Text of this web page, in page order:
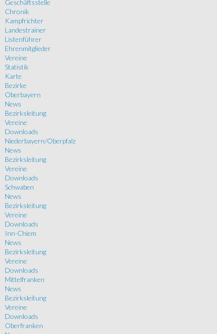
Geschäftsstelle
Chronik
Kampfrichter
Landestrainer
Listenführer
Ehrenmitglieder
Vereine
Statistik
Karte
Bezirke
Oberbayern
News
Bezirksleitung
Vereine
Downloads
Niederbayern/Oberpfalz
News
Bezirksleitung
Vereine
Downloads
Schwaben
News
Bezirksleitung
Vereine
Downloads
Inn-Chiem
News
Bezirksleitung
Vereine
Downloads
Mittelfranken
News
Bezirksleitung
Vereine
Downloads
Oberfranken